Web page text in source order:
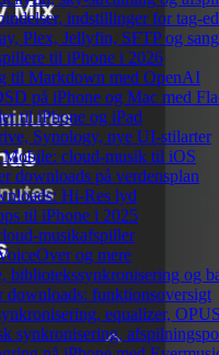
indstillinger for tag-
Plex, Jellyfin, SFTP og
til iPhone i 2026
til Markdown med OpenAI
på iPhone og Mac med
til iPhone og iPad
Synology, nye UI-stilarter
Mobile: cloud-musik til iOS
downloads på verdensplan
Hi-Res lyd
til iPhone i 2025
musikafspiller
og mere
bibliotekssynkronisering og
downloads: funktionsoversigt
equalizer,
synkronisering,